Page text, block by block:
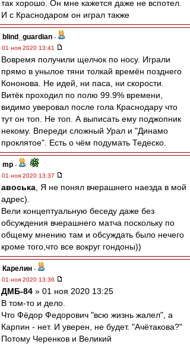
так хорошо. Он мне кажется даже не вспотел.
И с Краснодаром он играл также
blind_guardian -
01 ноя 2020 13:41
Вовремя получили щелчок по носу. Играли
прямо в унылое тяни толкай времён позднего
Кононова. Не идей, ни паса, ни скорости.
Витёк проходил по полю 99.9% времени,
видимо уверовал после гола Краснодару что
тут он топ. Не топ. А выписать ему поджопник
некому. Впереди сложный Урал и "Динамо
проклятое". Есть о чём подумать Тедеско.
mp -
01 ноя 2020 13:37
авоська , Я не понял вчерашнего наезда в мой
адрес).
Вели концептуальную беседу даже без
обсуждения вчерашнего матча поскольку по
общему мнению там и обсуждать было нечего
кроме того,что все вокруг гондоны))
Карелин -
01 ноя 2020 13:36
ДМБ-84 » 01 ноя 2020 13:25
В том-то и дело.
Что Фёдор Федорович "всю жизнь жалел", а
Карпин - нет. И уверен, не будет. "Ачётакова?"
Потому Черенков и Великий